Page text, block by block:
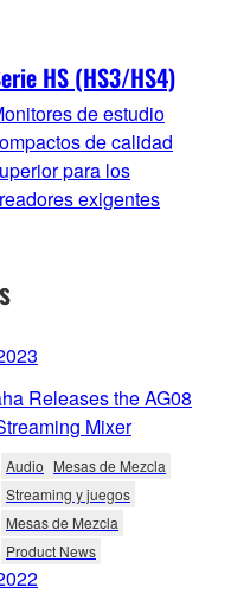
HS (HS3/HS4)
de estudio
de calidad
para los
exigentes
Releases the AG08
Mixer
Audio Mesas de Mezcla
Streaming y juegos
Mesas de Mezcla
Product News